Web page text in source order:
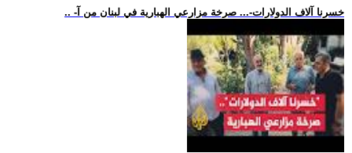
.. -خسرنا آلاف الدولارات-... صرخة مزارعي الهبارية في لبنان من آ